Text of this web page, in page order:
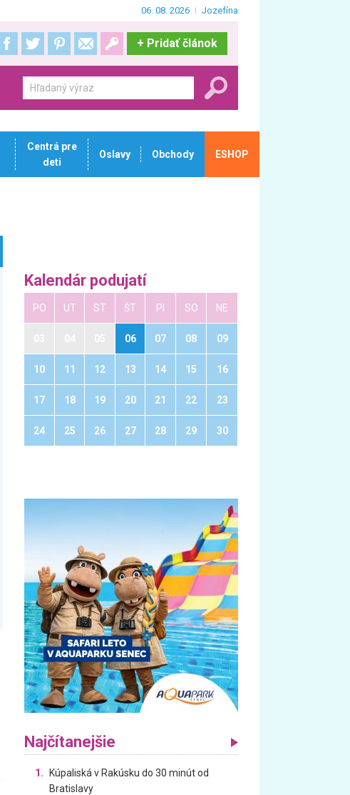
06. 08. 2026 Jozefína
+ Pridať článok
Centrá pre
deti
Oslavy Obchody ESHOP
Kalendár podujatí
PO UT ST ŠT PI SO NE
06 07 08 09
10 11 12 13 14 15 16
17 18 19 20 21 22 23
24 25 26 27 28 29 30
Najčítanejšie
1.
Kúpaliská v Rakúsku do 30 minút od
Bratislavy